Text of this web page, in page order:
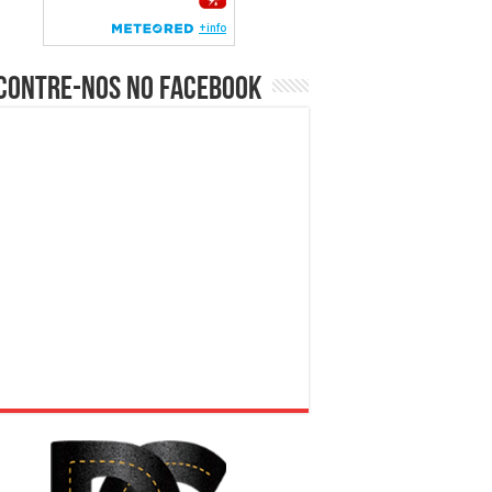
nos no Facebook